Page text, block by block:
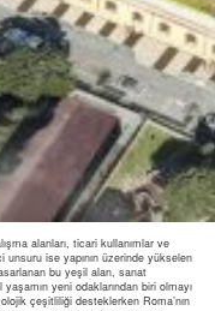
alanları, ticari kullanımlar ve
unsuru ise yapının üzerinde yükselen
bu yeşil alan, sanat
yeni odaklarından biri olmayı
çeşitliliği desteklerken Roma’nın